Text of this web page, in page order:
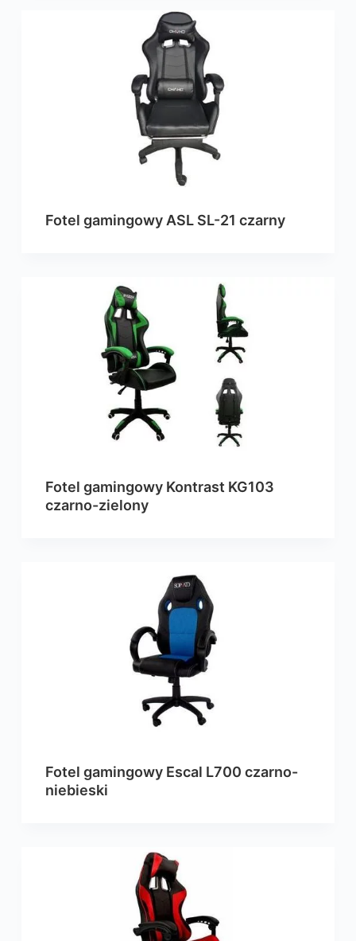
Fotel gamingowy ASL SL-21 czarny
Fotel gamingowy Kontrast KG103
czarno-zielony
Fotel gamingowy Escal L700 czarno-
niebieski